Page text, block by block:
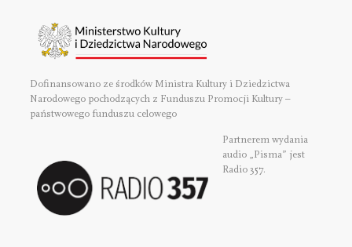
Dofinansowano ze środków Ministra Kultury i Dziedzictwa
Narodowego pochodzących z Funduszu Promocji Kultury –
państwowego funduszu celowego
Partnerem wydania
audio „Pisma” jest
Radio 357.